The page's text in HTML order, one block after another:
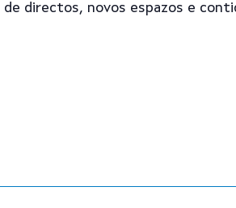
directos, novos espazos e